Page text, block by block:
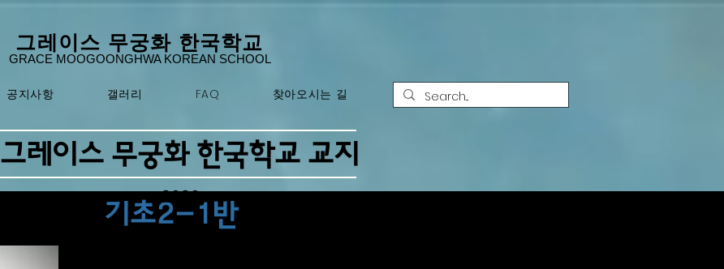
​그레이스 무궁화 한국학교
GRACE MOOGOONGHWA KOREAN SCHOOL
공지사항 갤러리 FAQ 찾아오시는 길
기초2-1반
2020
​그레이스 무궁화 한국학교 교지